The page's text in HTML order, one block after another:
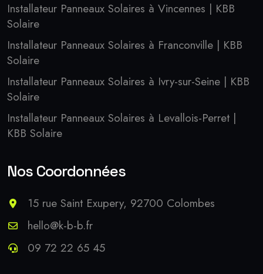
Installateur Panneaux Solaires à Vincennes | KBB
Solaire
Installateur Panneaux Solaires à Franconville | KBB
Solaire
Installateur Panneaux Solaires à Ivry-sur-Seine | KBB
Solaire
Installateur Panneaux Solaires à Levallois-Perret |
KBB Solaire
Nos Coordonnées
15 rue Saint Exupery, 92700 Colombes
hello@k-b-b.fr
09 72 22 65 45